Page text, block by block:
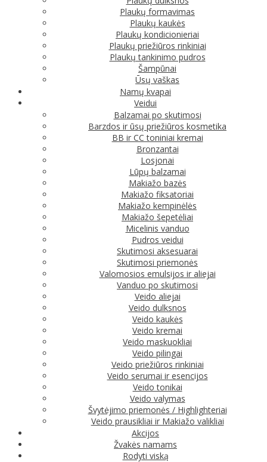
Plaukų formavimas
Plaukų kaukės
Plaukų kondicionieriai
Plaukų priežiūros rinkiniai
Plaukų tankinimo pudros
Šampūnai
Ūsų vaškas
Namų kvapai
Veidui
Balzamai po skutimosi
Barzdos ir ūsų priežiūros kosmetika
BB ir CC toniniai kremai
Bronzantai
Losjonai
Lūpų balzamai
Makiažo bazės
Makiažo fiksatoriai
Makiažo kempinėlės
Makiažo šepetėliai
Micelinis vanduo
Pudros veidui
Skutimosi aksesuarai
Skutimosi priemonės
Valomosios emulsijos ir aliejai
Vanduo po skutimosi
Veido aliejai
Veido dulksnos
Veido kaukės
Veido kremai
Veido maskuokliai
Veido pilingai
Veido priežiūros rinkiniai
Veido serumai ir esencijos
Veido tonikai
Veido valymas
Švytėjimo priemonės / Highlighteriai
Veido prausikliai ir Makiažo valikliai
Akcijos
Žvakės namams
Rodyti viską